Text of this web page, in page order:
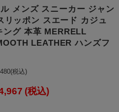
メンズ スニーカー ジャン
ッポン スエード カジュ
ング 本革 MERRELL
LEATHER ハンズフ
(税込)
(税込)